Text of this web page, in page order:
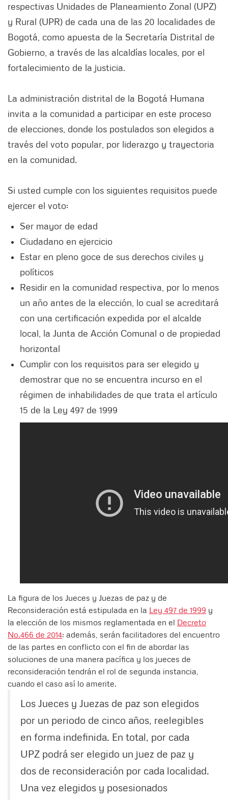
respectivas Unidades de Planeamiento Zonal (UPZ)
y Rural (UPR) de cada una de las 20 localidades de
Bogotá, como apuesta de la Secretaría Distrital de
Gobierno, a través de las alcaldías locales, por el
fortalecimiento de la justicia.
La administración distrital de la Bogotá Humana
invita a la comunidad a participar en este proceso
de elecciones, donde los postulados son elegidos a
través del voto popular, por liderazgo y trayectoria
en la comunidad.
Si usted cumple con los siguientes requisitos puede
ejercer el voto:
Ser mayor de edad
Ciudadano en ejercicio
Estar en pleno goce de sus derechos civiles y
políticos
Residir en la comunidad respectiva, por lo menos
un año antes de la elección, lo cual se acreditará
con una certificación expedida por el alcalde
local, la Junta de Acción Comunal o de propiedad
horizontal
Cumplir con los requisitos para ser elegido y
demostrar que no se encuentra incurso en el
régimen de inhabilidades de que trata el artículo
15 de la Ley 497 de 1999
La figura de los Jueces y Juezas de paz y de
Reconsideración está estipulada en la Ley 497 de 1999 y
la elección de los mismos reglamentada en el Decreto
No.466 de 2014; además, serán facilitadores del encuentro
de las partes en conflicto con el fin de abordar las
soluciones de una manera pacífica y los jueces de
reconsideración tendrán el rol de segunda instancia,
cuando el caso así lo amerite.
Los Jueces y Juezas de paz son elegidos
por un periodo de cinco años, reelegibles
en forma indefinida. En total, por cada
UPZ podrá ser elegido un juez de paz y
dos de reconsideración por cada localidad.
Una vez elegidos y posesionados